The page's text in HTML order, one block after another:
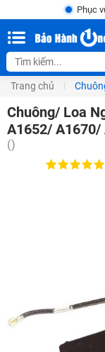
Phục
Trang chủ
Chuông/ Loa
A1652/
()